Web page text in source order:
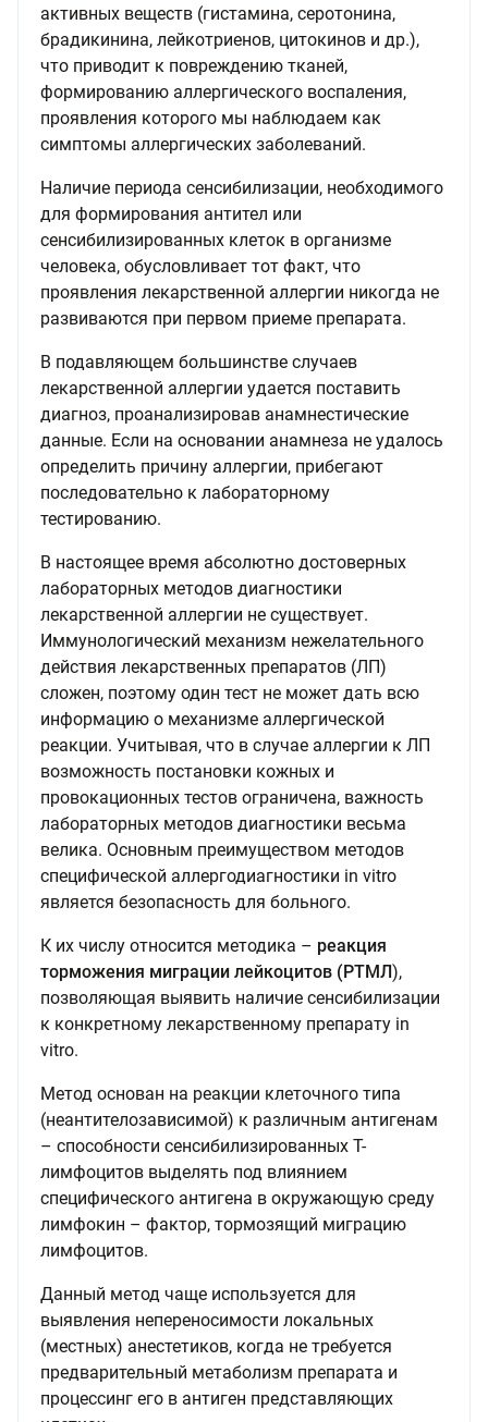
активных веществ (гистамина, серотонина,
брадикинина, лейкотриенов, цитокинов и др.),
что приводит к повреждению тканей,
формированию аллергического воспаления,
проявления которого мы наблюдаем как
симптомы аллергических заболеваний.
Наличие периода сенсибилизации, необходимого
для формирования антител или
сенсибилизированных клеток в организме
человека, обусловливает тот факт, что
проявления лекарственной аллергии никогда не
развиваются при первом приеме препарата.
В подавляющем большинстве случаев
лекарственной аллергии удается поставить
диагноз, проанализировав анамнестические
данные. Если на основании анамнеза не удалось
определить причину аллергии, прибегают
последовательно к лабораторному
тестированию.
В настоящее время абсолютно достоверных
лабораторных методов диагностики
лекарственной аллергии не существует.
Иммунологический механизм нежелательного
действия лекарственных препаратов (ЛП)
сложен, поэтому один тест не может дать всю
информацию о механизме аллергической
реакции. Учитывая, что в случае аллергии к ЛП
возможность постановки кожных и
провокационных тестов ограничена, важность
лабораторных методов диагностики весьма
велика. Основным преимуществом методов
специфической аллергодиагностики in vitro
является безопасность для больного.
К их числу относится методика – реакция
торможения миграции лейкоцитов (РТМЛ),
позволяющая выявить наличие сенсибилизации
к конкретному лекарственному препарату in
vitro.
Метод основан на реакции клеточного типа
(неантителозависимой) к различным антигенам
– способности сенсибилизированных Т-
лимфоцитов выделять под влиянием
специфического антигена в окружающую среду
лимфокин – фактор, тормозящий миграцию
лимфоцитов.
Данный метод чаще используется для
выявления непереносимости локальных
(местных) анестетиков, когда не требуется
предварительный метаболизм препарата и
процессинг его в антиген представляющих